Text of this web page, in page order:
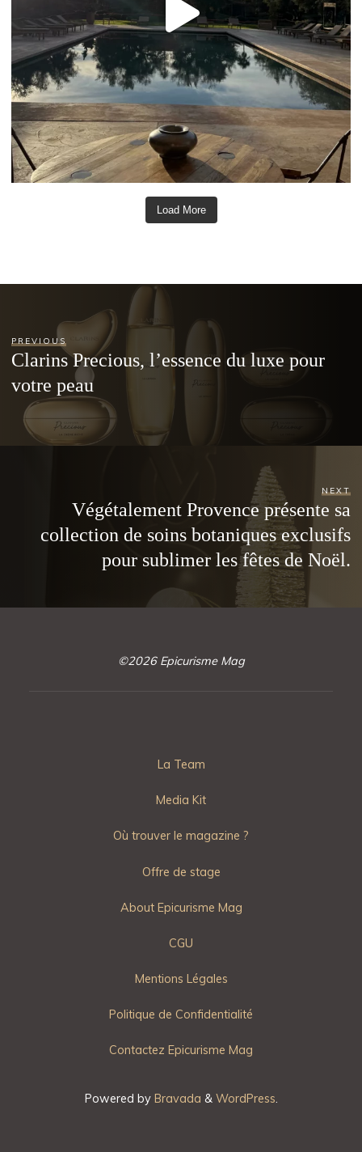
Load More
PREVIOUS
Clarins Precious, l’essence du luxe pour
votre peau
NEXT
Végétalement Provence présente sa
collection de soins botaniques exclusifs
pour sublimer les fêtes de Noël.
©2026 Epicurisme Mag
La Team
Media Kit
Où trouver le magazine ?
Offre de stage
About Epicurisme Mag
CGU
Mentions Légales
Politique de Confidentialité
Contactez Epicurisme Mag
Powered byBravada & WordPress.